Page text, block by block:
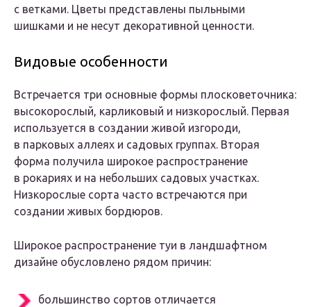
с ветками. Цветы представлены пыльными
шишками и не несут декоративной ценности.
Видовые особенности
Встречается три основные формы плосковеточника:
высокорослый, карликовый и низкорослый. Первая
используется в создании живой изгороди,
в парковых аллеях и садовых группах. Вторая
форма получила широкое распространение
в рокариях и на небольших садовых участках.
Низкорослые сорта часто встречаются при
создании живых бордюров.
Широкое распространение туи в ландшафтном
дизайне обусловлено рядом причин:
большинство сортов отличается